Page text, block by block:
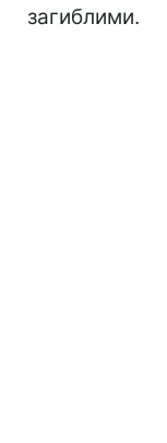
загиблими.